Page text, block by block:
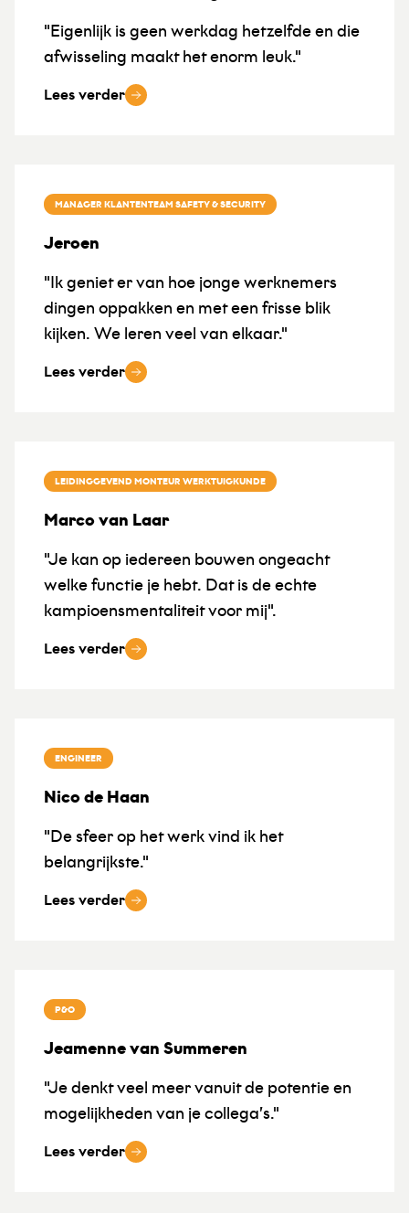
"Eigenlijk is geen werkdag hetzelfde en die
afwisseling maakt het enorm leuk."
Lees verder
MANAGER KLANTENTEAM SAFETY & SECURITY
Jeroen
"Ik geniet er van hoe jonge werknemers
dingen oppakken en met een frisse blik
kijken. We leren veel van elkaar."
Lees verder
LEIDINGGEVEND MONTEUR WERKTUIGKUNDE
Marco van Laar
"Je kan op iedereen bouwen ongeacht
welke functie je hebt. Dat is de echte
kampioensmentaliteit voor mij".
Lees verder
ENGINEER
Nico de Haan
"De sfeer op het werk vind ik het
belangrijkste."
Lees verder
P&O
Jeamenne van Summeren
"Je denkt veel meer vanuit de potentie en
mogelijkheden van je collega’s."
Lees verder